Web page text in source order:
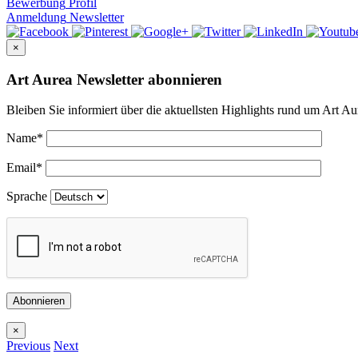
Bewerbung Profil
Anmeldung Newsletter
×
Art Aurea Newsletter abonnieren
Bleiben Sie informiert über die aktuellsten Highlights rund um Art
Name*
Email*
Sprache
Abonnieren
×
Previous Next